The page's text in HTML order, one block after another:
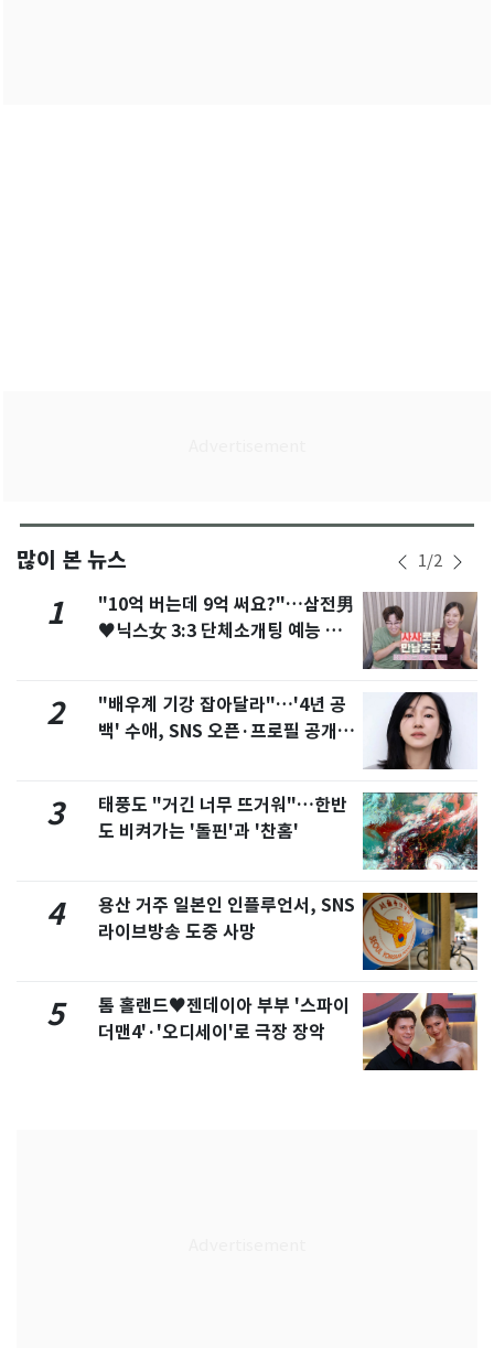
많이 본 뉴스 1/2
1
"10억 버는데 9억 써요?"…삼전男
♥닉스女 3:3 단체소개팅 예능 화
2
"배우계 기강 잡아달라"…'4년 공
백' 수애, SNS 오픈·프로필 공개
3
태풍도 "거긴 너무 뜨거워"…한반
도 비켜가는 '돌핀'과 '찬홈'
4
용산 거주 일본인 인플루언서, SNS
라이브방송 도중 사망
5
톰 홀랜드♥젠데이아 부부 '스파이
더맨4'·'오디세이'로 극장 장악